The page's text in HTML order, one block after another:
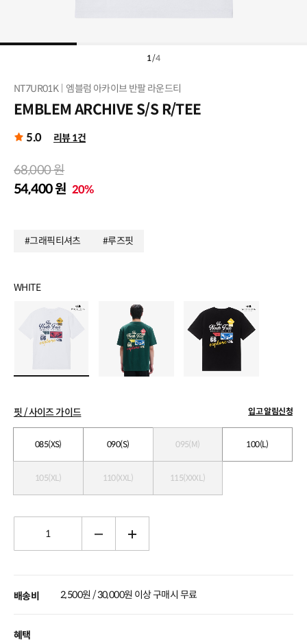
1/4
NT7UR01K 엠블럼 아카이브 반팔 라운드티
EMBLEM ARCHIVE S/S R/TEE
5.0 리뷰 1건
#그래픽티셔츠 #루즈핏
68,000 원
54,400 원 20%
WHITE
핏 / 사이즈 가이드 입고 알림신청
085(XS) 090(S) 095(M) 100(L)
105(XL) 110(XXL) 115(XXXL)
배송비 2,500원 / 30,000원 이상 구매시 무료
혜택